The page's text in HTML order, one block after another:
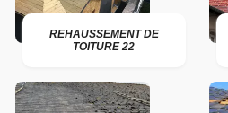
REHAUSSEMENT DE
TOITURE 22